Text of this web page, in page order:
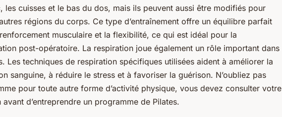
les cuisses et le bas du dos, mais ils peuvent aussi être modifiés pour
régions du corps. Ce type d’entraînement offre un équilibre parfait
musculaire et la flexibilité, ce qui est idéal pour la
post-opératoire. La respiration joue également un rôle important dans
Les techniques de respiration spécifiques utilisées aident à améliorer la
sanguine, à réduire le stress et à favoriser la guérison. N’oubliez pas
pour toute autre forme d’activité physique, vous devez consulter votre
avant d’entreprendre un programme de Pilates.